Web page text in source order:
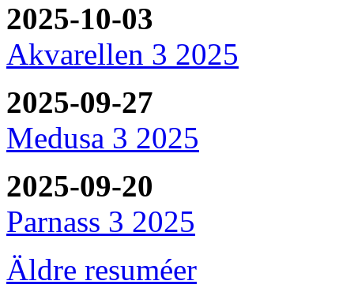
2025-10-03
Akvarellen 3 2025
2025-09-27
Medusa 3 2025
2025-09-20
Parnass 3 2025
Äldre resuméer